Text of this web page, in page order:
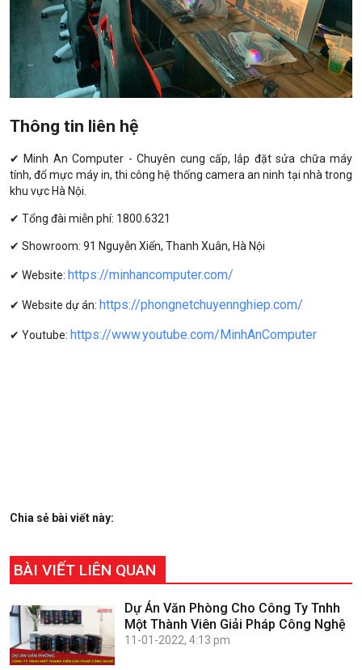
Thông tin liên hệ
✔ Minh An Computer - Chuyên cung cấp, lắp đặt sửa chữa máy
tính, đổ mực máy in, thi công hệ thống camera an ninh tại nhà trong
khu vực Hà Nội.
✔ Tổng đài miễn phí: 1800.6321
✔ Showroom: 91 Nguyễn Xiển, Thanh Xuân, Hà Nội
✔ Website: https://minhancomputer.com/
✔ Website dự án: https://phongnetchuyennghiep.com/
✔ Youtube: https://www.youtube.com/MinhAnComputer
Chia sẻ bài viết này:
BÀI VIẾT LIÊN QUAN
Dự Án Văn Phòng Cho Công Ty Tnhh
Một Thành Viên Giải Pháp Công Nghệ
11-01-2022, 4:13 pm